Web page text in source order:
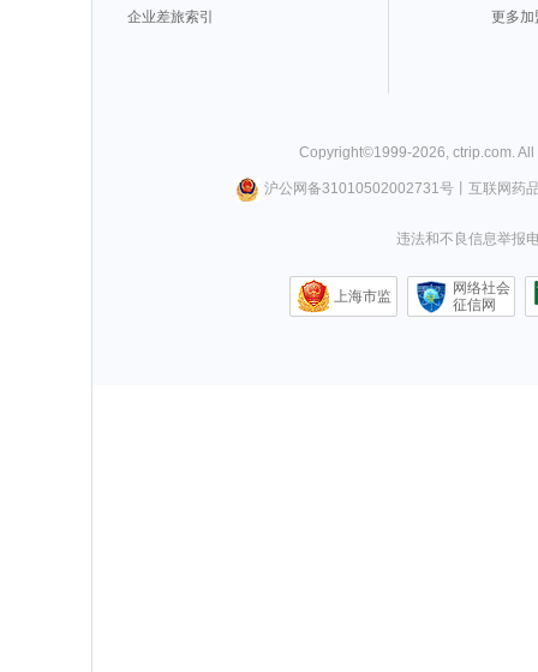
企业差旅索引
更多加
Copyright©1999-2026, ctrip.com.
沪公网备31010502002731号丨 互联网药
违法和不良信息举报
上海市监
网络社会
征信网